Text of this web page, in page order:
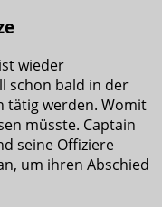
wieder
schon bald in der
tätig werden. Womit
müsste. Captain
seine Offiziere
um ihren Abschied